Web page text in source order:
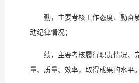
勤，主要考核工作态度、勤奋
动纪律情况；
绩，主要考核履行职责情况、
量、质量、效率，取得成果的水平。